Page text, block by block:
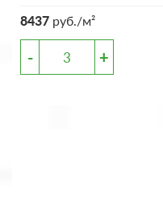
8437 руб./м²
- +